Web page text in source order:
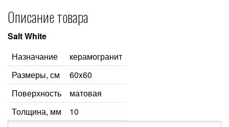
Описание товара
Salt White
Назначание
керамогранит
Размеры, см
60x60
Поверхность
матовая
Толщина, мм
10